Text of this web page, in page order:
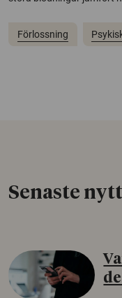
Förlossning
Senaste nytt